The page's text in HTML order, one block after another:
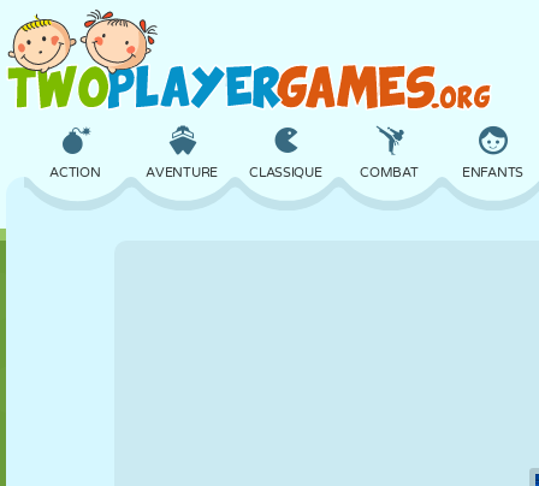
ACTION AVENTURE CLASSIQUE COMBAT ENFANTS
LABYRINTHE